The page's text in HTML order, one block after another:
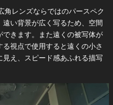
角レンズならではのパースペク
い背景が広く写るため、空間
きます。また遠くの被写体が
視点で使用すると遠くの小さ
え、スピード感あふれる描写